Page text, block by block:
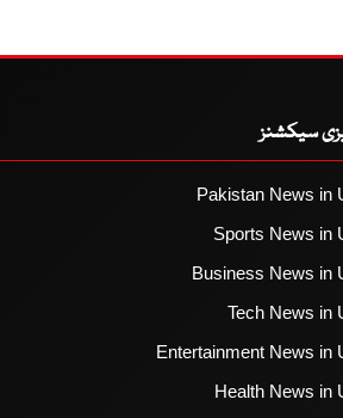
سیکشنز
Pakistan News in
Sports News in
Business News in
Tech News in
Entertainment News in
Health News in